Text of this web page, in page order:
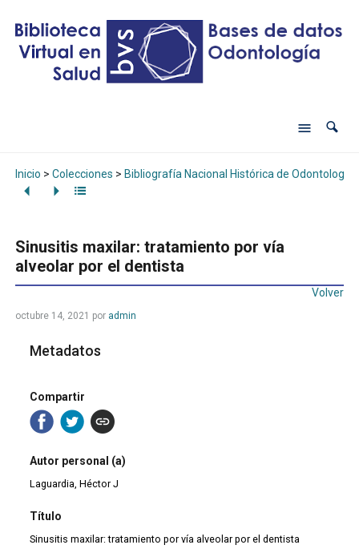
Inicio > Colecciones > Bibliografía Nacional Histórica de Odontología
Sinusitis maxilar: tratamiento por vía
alveolar por el dentista
Volver
octubre 14, 2021 por admin
Metadatos
Compartir
Autor personal (a)
Laguardia, Héctor J
Título
Sinusitis maxilar: tratamiento por vía alveolar por el dentista